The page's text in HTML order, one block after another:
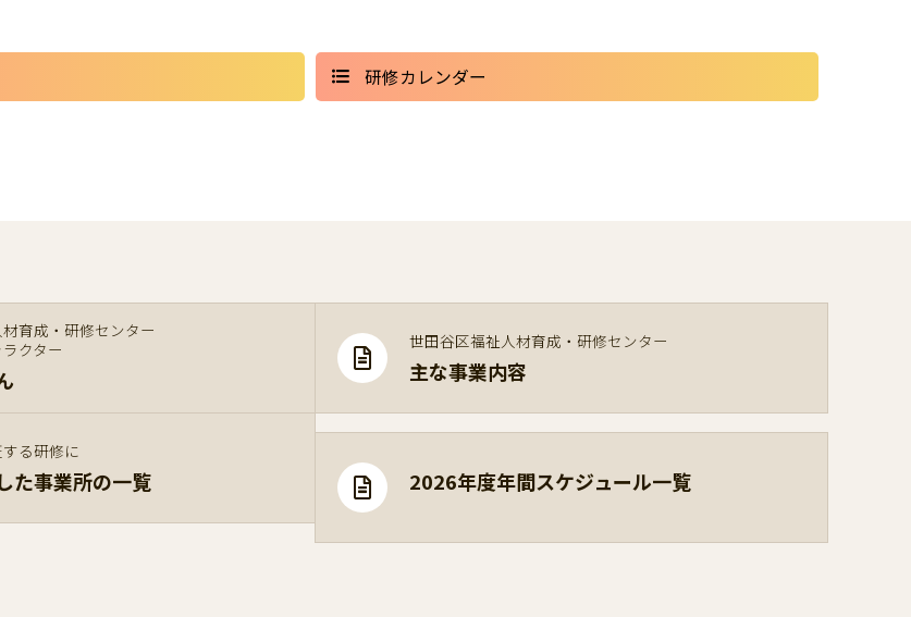
研修カレンダー
育成・研修センター
クター
世田谷区福祉人材育成・研修センター
主な事業内容
る研修に
た事業所の一覧 2026年度年間スケジュール一覧